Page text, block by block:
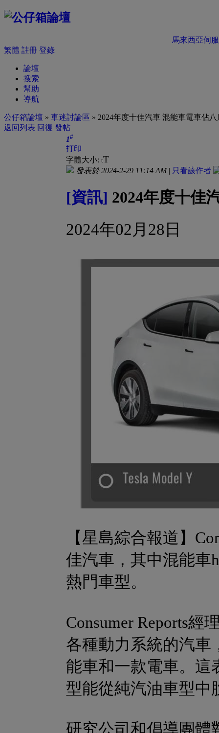
馬來西亞伺
繁體 註冊 登錄
論壇
搜索
幫助
導航
公仔箱論壇 » 車迷討論區 » 2024年度十佳汽車 混能車電車佔八
返回列表 回復 發帖
1#
打印
字體大小: tT
發表於 2024-2-29 11:14 AM| 只看該作者
[資訊] 2024年度十佳
2024年02月28日
【星島綜合報道】
佳汽車，其中混能車
熱門車型。
Consumer Reports經
各種動力系統的汽車
能車和一款電車。這
型能從純汽油車型中
研究公司和倡導團體